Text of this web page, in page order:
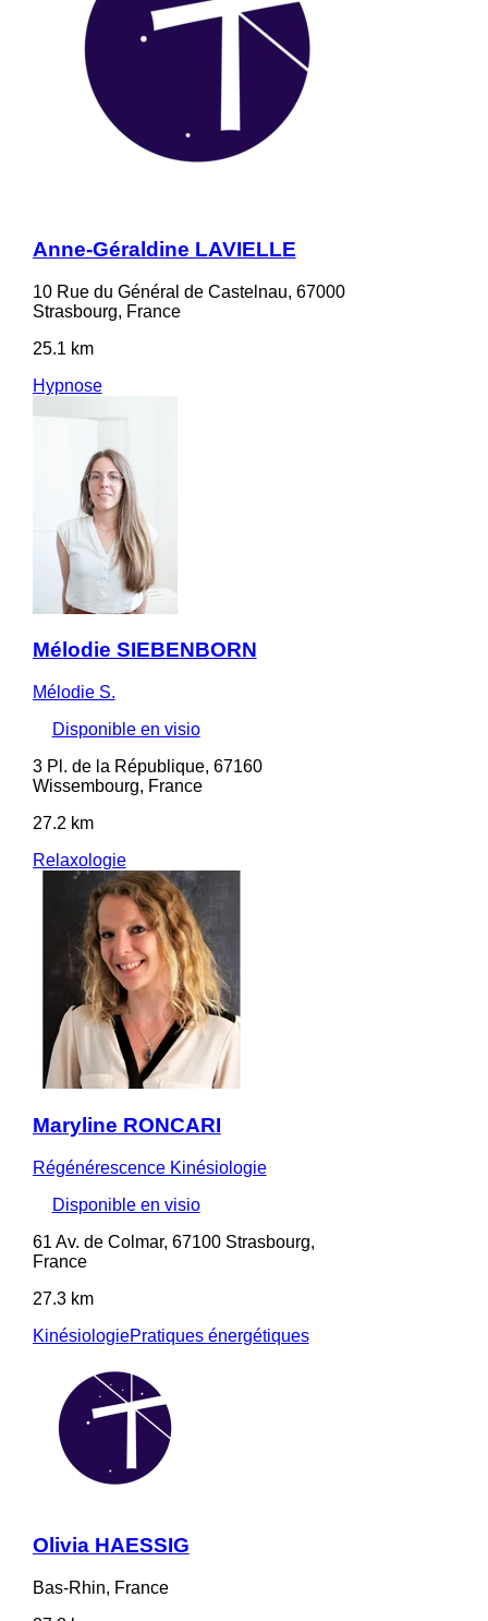
Anne-Géraldine LAVIELLE
10 Rue du Général de Castelnau, 67000
Strasbourg, France
25.1 km
Hypnose
Mélodie SIEBENBORN
Mélodie S.
Disponible en visio
3 Pl. de la République, 67160
Wissembourg, France
27.2 km
Relaxologie
Maryline RONCARI
Régénérescence Kinésiologie
Disponible en visio
61 Av. de Colmar, 67100 Strasbourg,
France
27.3 km
KinésiologiePratiques énergétiques
Olivia HAESSIG
Bas-Rhin, France